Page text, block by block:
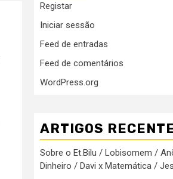
Registar
Iniciar sessão
Feed de entradas
Feed de comentários
WordPress.org
ARTIGOS
Sobre o Et.Bilu / Lobisomem /
Dinheiro / Davi x Matemática /